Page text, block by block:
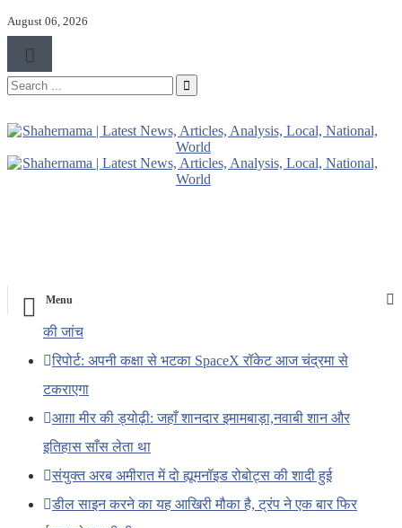
August 06, 2026
Menu
ट्रंप के हेलीकॉप्टर और यात्री विमान के बीच खतरनाक नज़दीकी
की जांच
रिपोर्ट: अपनी कक्षा से भटका SpaceX रॉकेट आज चंद्रमा से
टकराएगा
आग़ा मीर की ड्योढ़ी: जहाँ शानदार इमामबाड़ा,नवाबी शान और
इतिहास साँस लेता था
संयुक्त अरब अमीरात में दो ह्यूमनॉइड रोबोट्स की शादी हुई
डील साइन करने का यह आखिरी मौका है, ट्रंप ने एक बार फिर